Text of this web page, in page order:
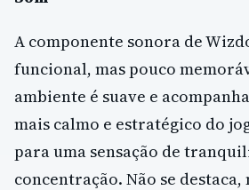
A componente sonora de
funcional, mas pouco
ambiente é suave e
mais calmo e estratégico do
para uma sensação de
concentração. Não se destaca,